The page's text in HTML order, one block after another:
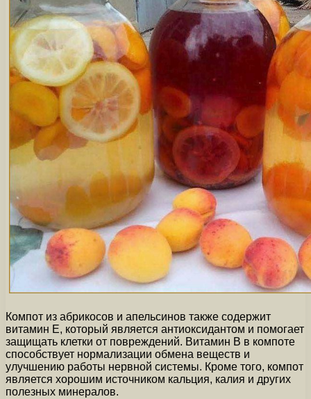
Компот из абрикосов и апельсинов также содержит
витамин Е, который является антиоксидантом и помогает
защищать клетки от повреждений. Витамин В в компоте
способствует нормализации обмена веществ и
улучшению работы нервной системы. Кроме того, компот
является хорошим источником кальция, калия и других
полезных минералов.